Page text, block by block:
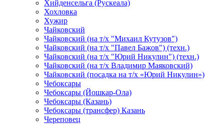
Хийденсельга (Рускеала)
Хохловка
Хужир
Чайковский
Чайковский (на т/х "Михаил Кутузов")
Чайковский (на т/х "Павел Бажов") (техн.)
Чайковский (на т/х "Юрий Никулин") (техн.)
Чайковский (на т/х Владимир Маяковский)
Чайковский (посадка на т/х «Юрий Никулин»)
Чебоксары
Чебоксары (Йошкар-Ола)
Чебоксары (Казань)
Чебоксары (трансфер) Казань
Череповец